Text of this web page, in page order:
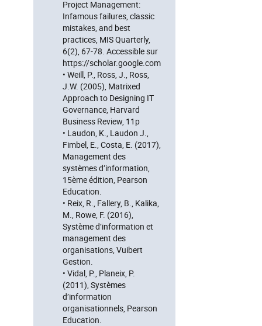
Project Management:
Infamous failures, classic
mistakes, and best
practices, MIS Quarterly,
6(2), 67-78. Accessible sur
https://scholar.google.com
• Weill, P., Ross, J., Ross,
J.W. (2005), Matrixed
Approach to Designing IT
Governance, Harvard
Business Review, 11p
• Laudon, K., Laudon J.,
Fimbel, E., Costa, E. (2017),
Management des
systèmes d’information,
15ème édition, Pearson
Education.
• Reix, R., Fallery, B., Kalika,
M., Rowe, F. (2016),
Système d’information et
management des
organisations, Vuibert
Gestion.
• Vidal, P., Planeix, P.
(2011), Systèmes
d’information
organisationnels, Pearson
Education.